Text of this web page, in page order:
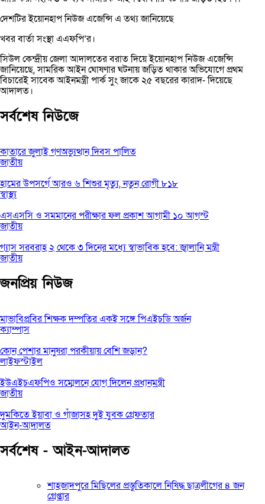
দেশটির ইয়োনহাপ নিউজ এজেন্সি এ তথ্য জানিয়েছে
খবর বার্তা সংস্থা এএফপি’র।
সিউল কেন্দ্রীয় জেলা আদালতের বরাত দিয়ে ইয়োনহাপ নিউজ এজেন্সি
জানিয়েছে, সামরিক আইন ঘোষণার ঘটনায় জড়িত থাকার অভিযোগে প্রথম
বিচারেই সাবেক আইনমন্ত্রী পার্ক সুং জাকে ২৫ বছরের কারাদ- দিয়েছে
আদালত।
সর্বশেষ নিউজে
কাতারে জুলাই গণঅভ্যুত্থান দিবস পালিত
জাতীয়
হামের উপসর্গে আরও ৬ শিশুর মৃত্যু, নতুন রোগী ৮১৮
স্বাস্থ্য
এসএসসি ও সমমানের পরীক্ষার ফল প্রকাশ আগামী ১০ আগস্ট
জাতীয়
গ্যাস সরবরাহ ২ থেকে ৩ দিনের মধ্যে স্বাভাবিক হবে: জ্বালানি মন্ত্রী
জাতীয়
জনপ্রিয় নিউজ
মাভাবিপ্রবির শিক্ষক দম্পতির একই সঙ্গে পিএইচডি অর্জন
ক্যাম্পাস
কোন পেশার মানুষরা পরকীয়ায় বেশি জড়ান?
লাইফস্টাইল
ইউএইচএফপিও সম্মেলনে যোগ দিলেন প্রধানমন্ত্রী
জাতীয়
দুমকিতে ইয়াবা ও গাঁজাসহ দুই যুবক গ্রেফতার
আইন-আদালত
সর্বশেষ - আইন-আদালত
শাহজাদপুরে মিছিলের প্রস্তুতিকালে নিষিদ্ধ ছাত্রলীগের ৪ জন
গ্রেপ্তার